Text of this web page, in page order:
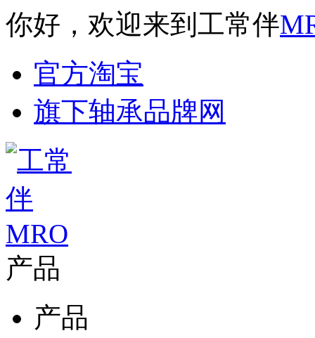
你好，欢迎来到工常伴
官方淘宝
旗下轴承品牌网
产品
产品